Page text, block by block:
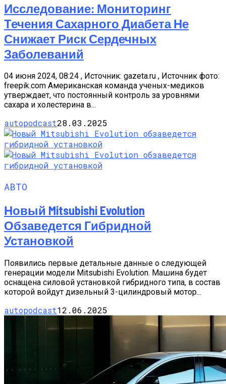
Исследование: Мониторинг
Течения Сахарного Диабета Не
Снижает Риск Сердечных
Заболеваний
04 июня 2024, 08:24 , Источник: gazeta.ru , Источник фото:
freepik.com Американская команда ученых-медиков
утверждает, что постоянный контроль за уровнями
сахара и холестерина в...
autopodcast28.03.2025
АВТО
Новый Mitsubishi Evolution
Обзаведется Гибридной
Установкой
Появились первые детальные данные о следующей
генерации модели Mitsubishi Evolution. Машина будет
оснащена силовой установкой гибридного типа, в состав
которой войдут дизельный 3-цилиндровый мотор...
autopodcast12.06.2025